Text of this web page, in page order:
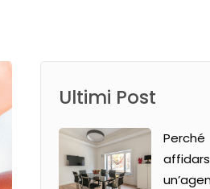
Ultimi Post
Perché